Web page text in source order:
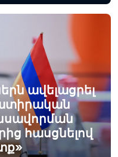
ավելացրել
հասցնելով